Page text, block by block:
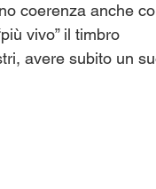
coerenza anche
vivo” il timbro
avere subito un